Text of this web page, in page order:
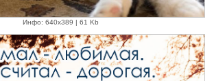
Инфо: 640х389 | 61 Kb